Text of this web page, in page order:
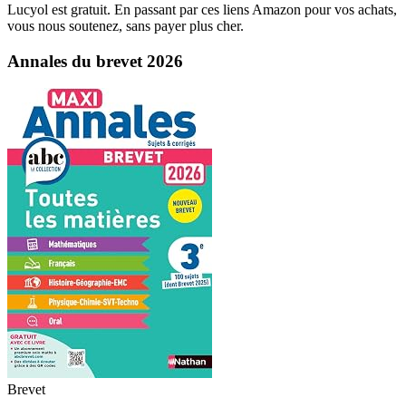
Lucyol est gratuit. En passant par ces liens Amazon pour vos achats,
vous nous soutenez, sans payer plus cher.
Annales du brevet 2026
Brevet